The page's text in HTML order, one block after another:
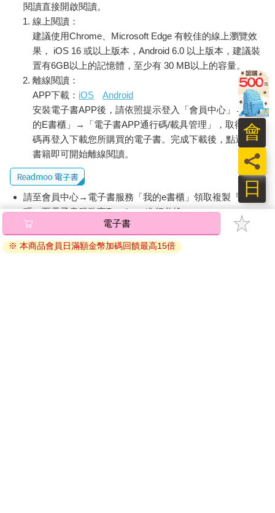
閱讀直接開啟閱讀。
線上閱讀：
建議使用Chrome、Microsoft Edge 有較佳的線上瀏覽效
果， iOS 16 或以上版本，Android 6.0 以上版本，建議裝
置有6GB以上的記憶體，至少有 30 MB以上的容量。
離線閱讀：
APP下載： iOS
Android
安裝電子書APP後，請依照提示登入「會員中心」→「我
的E書櫃」→「電子書APP通行碼/載具管理」，取得通行
碼再登入下載您所購買的電子書。完成下載後，點選任一
書籍即可開始離線閱讀。
請至會員中心→電子書服務「我的e書櫃」領取複製『兌換
碼』至電子書服務商Readmoo進行兌換。
退換貨須知：
因版權保護，您在金石堂所購買的電子書僅能以金石堂專屬
電子書
※ 本商品會員日滿額金幣加碼回饋最高15倍
日
員
會